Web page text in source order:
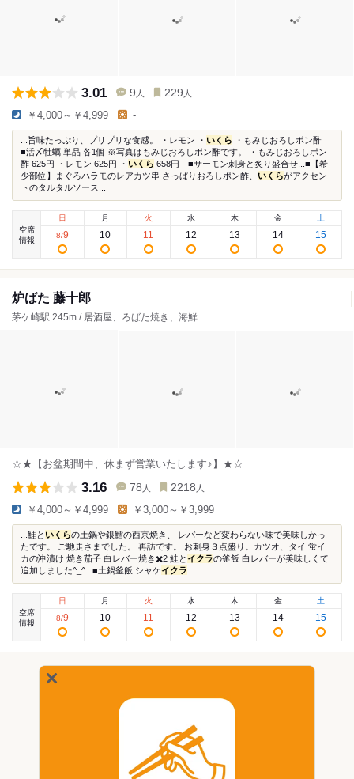
3.01 9 人 229 人
￥4,000～￥4,999 -
...旨味たっぷり、プリプリな食感。 ・レモン ・ いくら ・もみじおろしポン酢
■活〆牡蠣 単品 各1個 ※写真はもみじおろしポン酢です。 ・もみじおろしポン
酢 625円 ・レモン 625円 ・ いくら 658円 ■サーモン刺身と炙り盛合せ...■【希
少部位】まぐろハラモのレアカツ串 さっぱりおろしポン酢、 いくらがアクセン
トのタルタルソース...
空席
情報
日
8/9
月
10
火
11
水
12
木
13
金
14
土
15
炉ばた 藤十郎
茅ケ崎駅 245m / 居酒屋、ろばた焼き、海鮮
☆★【お盆期間中、休まず営業いたします♪】★☆
3.16 78 人 2218 人
￥4,000～￥4,999 ￥3,000～￥3,999
...鮭と いくらの土鍋や銀鱈の西京焼き、 レバーなど変わらない味で美味しかっ
たです。 ご馳走さまでした。 再訪です。 お刺身３点盛り。カツオ、タイ 蛍イ
カの沖漬け 焼き茄子 白レバー焼き✖️2 鮭とイクラの釜飯 白レバーが美味しくて
追加しました^_^...■土鍋釜飯 シャケイクラ
空席
情報
日
8/9
月
10
火
11
水
12
木
13
金
14
土
15